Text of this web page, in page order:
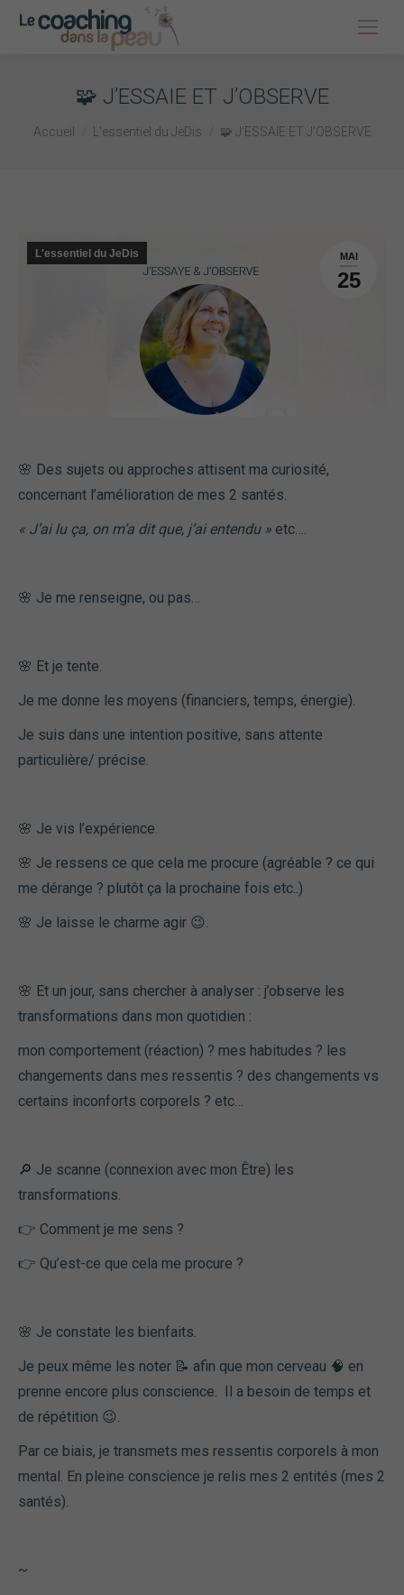
🧩 J’ESSAIE ET J’OBSERVE
Vous êtes ici :
Accueil L'essentiel du JeDis 🧩 J’ESSAIE ET J’OBSERVE
MAI
25
L'essentiel du JeDis
🌸 Des sujets ou approches attisent ma curiosité,
concernant l’amélioration de mes 2 santés.
« J’ai lu ça, on m’a dit que, j’ai entendu » etc….
🌸 Je me renseigne, ou pas…
🌸 Et je tente.
Je me donne les moyens (financiers, temps, énergie).
Je suis dans une intention positive, sans attente
particulière/ précise.
🌸 Je vis l’expérience.
🌸 Je ressens ce que cela me procure (agréable ? ce qui
me dérange ? plutôt ça la prochaine fois etc..)
🌸 Je laisse le charme agir 😉.
🌸 Et un jour, sans chercher à analyser : j’observe les
transformations dans mon quotidien :
mon comportement (réaction) ? mes habitudes ? les
changements dans mes ressentis ? des changements vs
certains inconforts corporels ? etc…
🔎 Je scanne (connexion avec mon Être) les
transformations.
👉 Comment je me sens ?
👉 Qu’est-ce que cela me procure ?
🌸 Je constate les bienfaits.
Je peux même les noter 📝 afin que mon cerveau 🧠 en
prenne encore plus conscience. Il a besoin de temps et
de répétition 😉.
Par ce biais, je transmets mes ressentis corporels à mon
mental. En pleine conscience je relis mes 2 entités (mes 2
santés).
~